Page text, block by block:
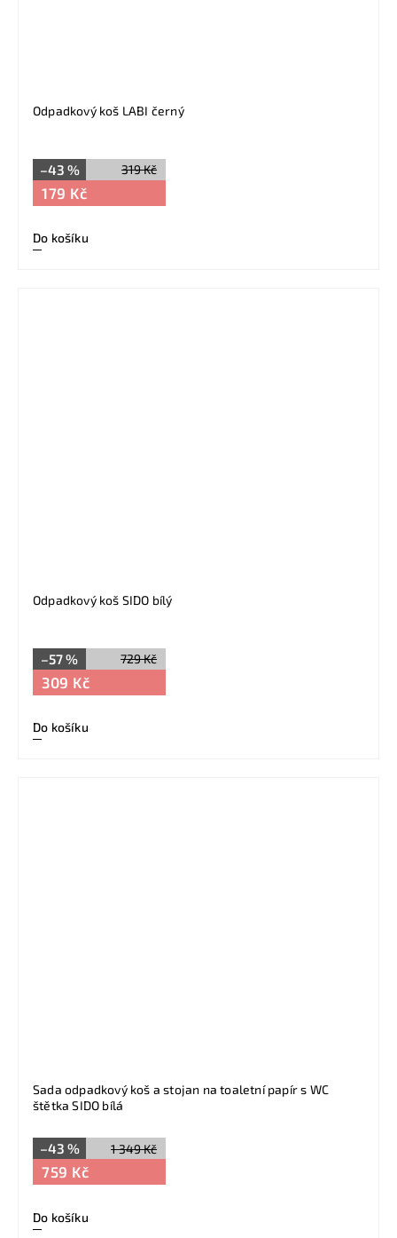
Odpadkový koš LABI černý
319 Kč
–43 %
179 Kč
Do košíku
Odpadkový koš SIDO bílý
729 Kč
–57 %
309 Kč
Do košíku
Sada odpadkový koš a stojan na toaletní papír s WC
štětka SIDO bílá
1 349 Kč
–43 %
759 Kč
Do košíku